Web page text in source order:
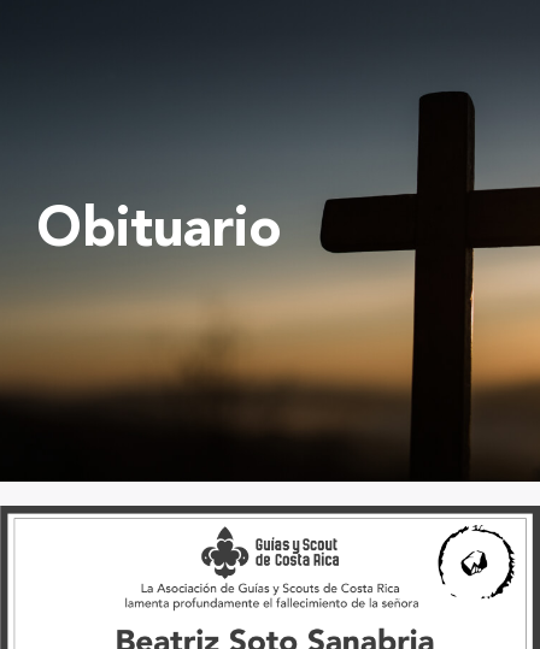
Obituario